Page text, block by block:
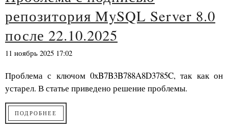
репозитория MySQL Server 8.0
после 22.10.2025
11 ноябрь 2025 17:02
Проблема с ключом 0xB7B3B788A8D3785C, так как он
устарел. В статье приведено решение проблемы.
ПОДРОБНЕЕ